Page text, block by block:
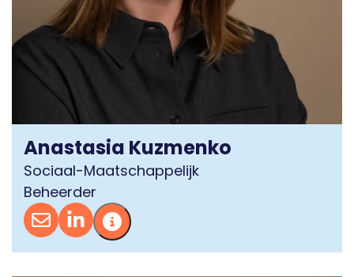
Anastasia Kuzmenko
Sociaal-Maatschappelijk
Beheerder